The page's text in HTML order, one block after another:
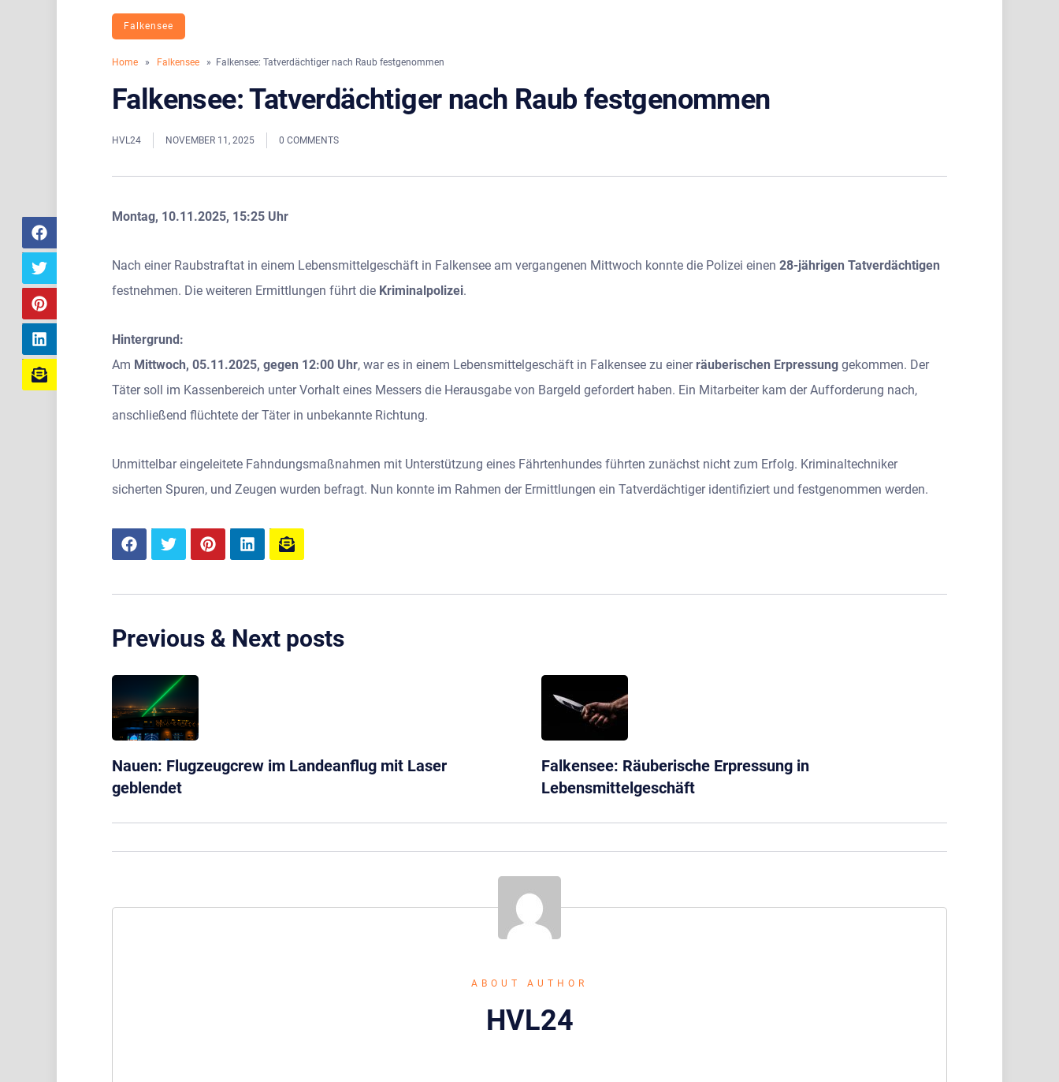
Falkensee
Home » Falkensee » Falkensee: Tatverdächtiger nach Raub festgenommen
Falkensee: Tatverdächtiger nach Raub festgenommen
HVL24 NOVEMBER 11, 2025 0 COMMENTS
Montag, 10.11.2025, 15:25 Uhr
Nach einer Raubstraftat in einem Lebensmittelgeschäft in Falkensee am vergangenen Mittwoch konnte die Polizei einen 28-jährigen Tatverdächtigen
festnehmen. Die weiteren Ermittlungen führt die Kriminalpolizei.
Hintergrund:
Am Mittwoch, 05.11.2025, gegen 12:00 Uhr, war es in einem Lebensmittelgeschäft in Falkensee zu einer räuberischen Erpressung gekommen. Der
Täter soll im Kassenbereich unter Vorhalt eines Messers die Herausgabe von Bargeld gefordert haben. Ein Mitarbeiter kam der Aufforderung nach,
anschließend flüchtete der Täter in unbekannte Richtung.
Unmittelbar eingeleitete Fahndungsmaßnahmen mit Unterstützung eines Fährtenhundes führten zunächst nicht zum Erfolg. Kriminaltechniker
sicherten Spuren, und Zeugen wurden befragt. Nun konnte im Rahmen der Ermittlungen ein Tatverdächtiger identifiziert und festgenommen werden.
Previous & Next posts
Nauen: Flugzeugcrew im Landeanflug mit Laser
geblendet
Falkensee: Räuberische Erpressung in
Lebensmittelgeschäft
ABOUT AUTHOR
HVL24